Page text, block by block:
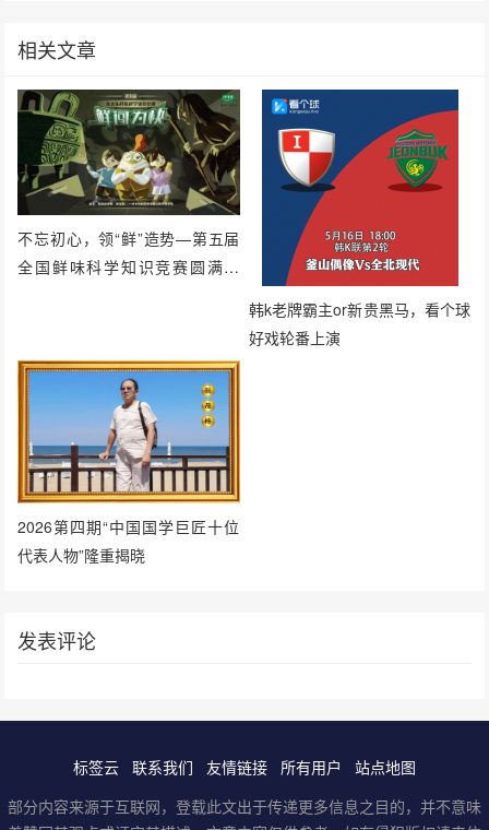
相关文章
不忘初心，领“鲜”造势—第五届
全国鲜味科学知识竞赛圆满落
韩k老牌霸主or新贵黑马，看个球
好戏轮番上演
2026第四期“中国国学巨匠十位
代表人物”隆重揭晓
发表评论
标签云 联系我们 友情链接 所有用户
站点地图
部分内容来源于互联网，登载此文出于传递更多信息之目的，并不意味